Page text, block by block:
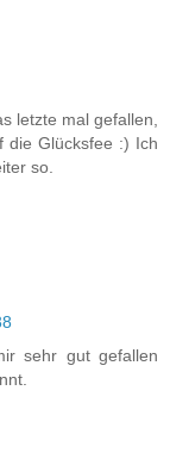
letzte mal gefallen,
die Glücksfee :) Ich
so.
sehr gut gefallen